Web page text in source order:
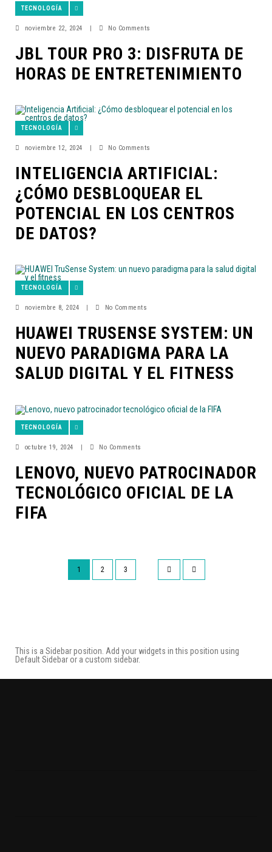
TECNOLOGÍA
noviembre 22, 2024 No Comments
JBL TOUR PRO 3: DISFRUTA DE
HORAS DE ENTRETENIMIENTO
TECNOLOGÍA
noviembre 12, 2024 No Comments
INTELIGENCIA ARTIFICIAL:
¿CÓMO DESBLOQUEAR EL
POTENCIAL EN LOS CENTROS
DE DATOS?
TECNOLOGÍA
noviembre 8, 2024 No Comments
HUAWEI TRUSENSE SYSTEM: UN
NUEVO PARADIGMA PARA LA
SALUD DIGITAL Y EL FITNESS
TECNOLOGÍA
octubre 19, 2024 No Comments
LENOVO, NUEVO PATROCINADOR
TECNOLÓGICO OFICIAL DE LA
FIFA
1 2 3
This is a Sidebar position. Add your widgets in this position using
Default Sidebar or a custom sidebar.